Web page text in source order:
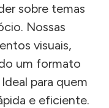
sobre temas
Nossas
visuais,
um formato
para quem
e eficiente.